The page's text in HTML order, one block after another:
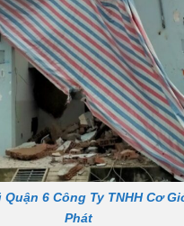
Quận 6 Công Ty TNHH Cơ
Phát